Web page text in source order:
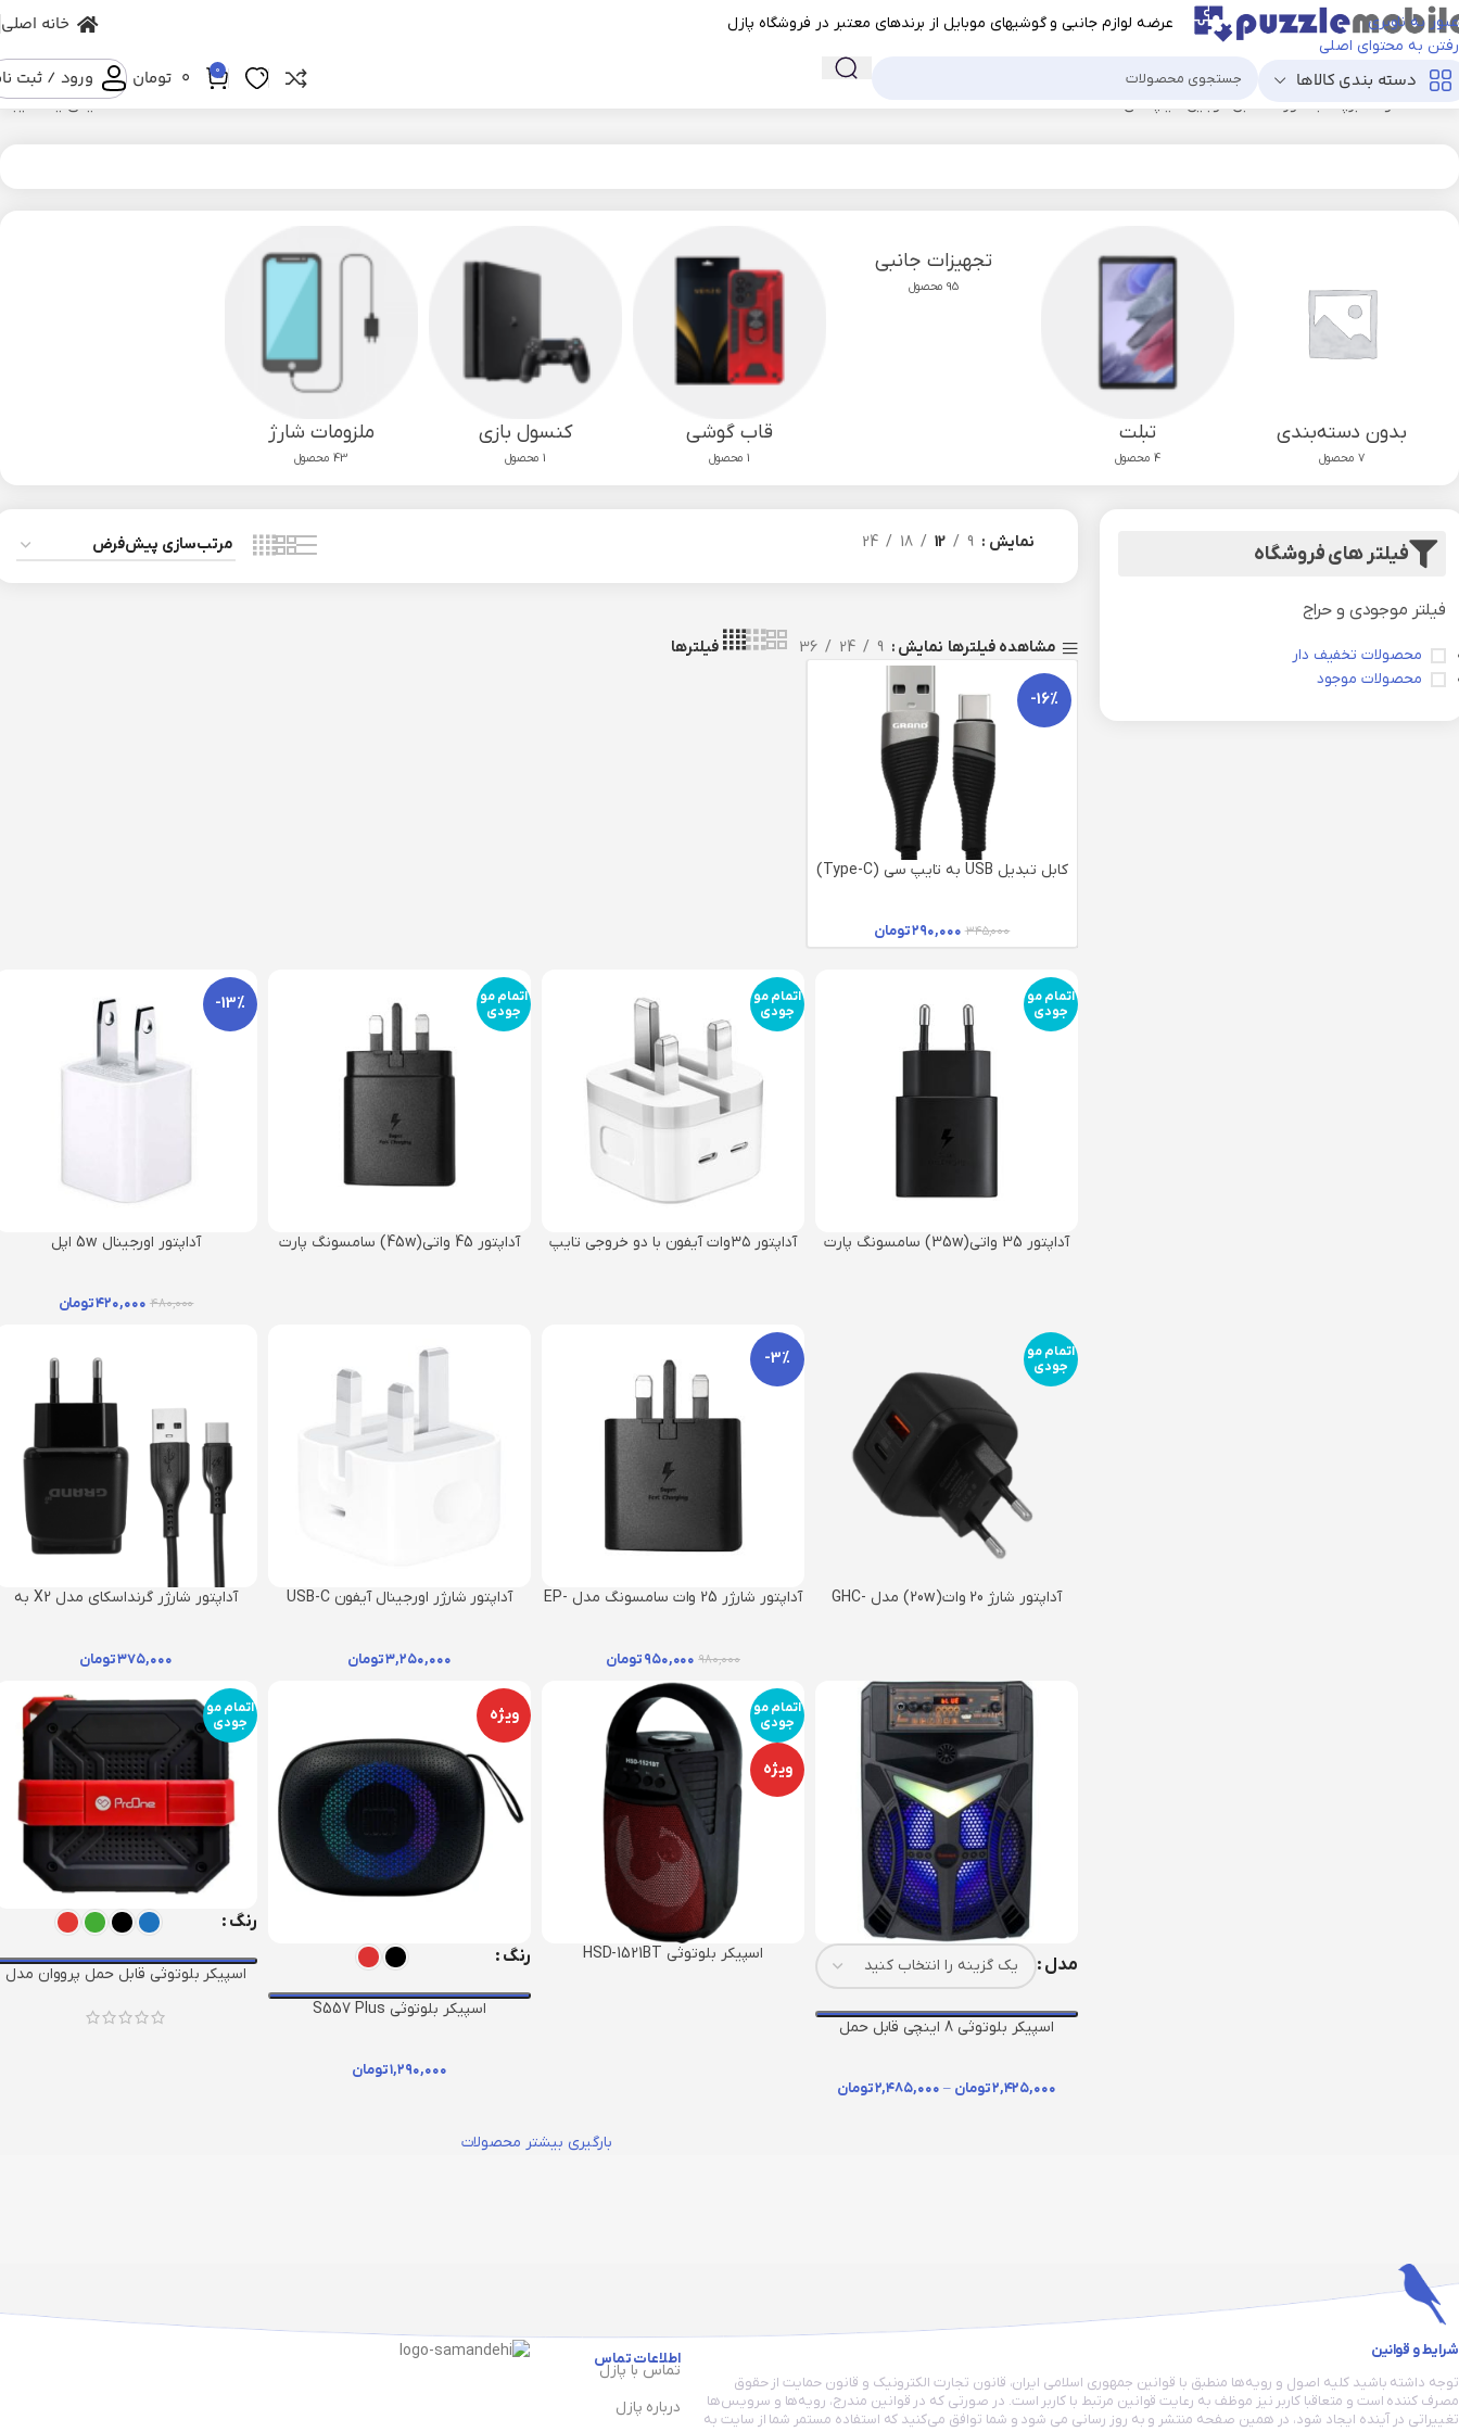
عبور به ناوبری
رفتن به محتوای اصلی
عرضه لوازم جانبی و گوشیهای موبایل از برندهای معتبر در فروشگاه پازل خانه اصلی
دسته بندی کالاها 0 ۰ تومان ورود / ثبت
محصولات برچسب خورده “کابل موبایل تایپ سی” نمایش یک نتیجه
بدون دسته‌بندی
7 محصول
تبلت
4 محصول
تجهیزات جانبی
95 محصول
قاب گوشی
1 محصول
کنسول بازی
1 محصول
ملزومات شارژ
43 محصول
فیلتر های فروشگاه
فیلتر موجودی و حراج
محصولات تخفیف دار
محصولات موجود
نمایش 9
12
18
24
مشاهده فیلترها نمایش 9
24
36 فیلترها
-16%
کابل تبدیل USB به تایپ سی (Type-C)
۳۴۵,۰۰۰ ۲۹۰,۰۰۰تومان
اتمام مو
جودی
آداپتور 35 واتی(35w) سامسونگ پارت
اتمام مو
جودی
آداپتور ۳۵وات آیفون با دو خروجی تایپ
اتمام مو
جودی
آداپتور 45 واتی(45w) سامسونگ پارت
-13%
آداپتور اورجینال 5w اپل
۴۸۰,۰۰۰ ۴۲۰,۰۰۰تومان
اتمام مو
جودی
آداپتور شارژ 20 وات(20w) مدل GHC-
-3%
آداپتور شارژر 25 وات سامسونگ مدل EP-
۹۸۰,۰۰۰ ۹۵۰,۰۰۰تومان
آداپتور شارژر اورجینال آیفون USB-C
۳,۲۵۰,۰۰۰تومان
آداپتور شارژر گرنداسکای مدل X2 به
۳۷۵,۰۰۰تومان
مدل
اسپیکر بلوتوثی 8 اینچی قابل حمل
۲,۴۲۵,۰۰۰تومان – ۲,۴۸۵,۰۰۰تومان
اتمام مو
جودی
ویژه
اسپیکر بلوتوثی HSD-1521BT
ویژه
رنگ
اسپیکر بلوتوثی S557 Plus
۱,۲۹۰,۰۰۰تومان
اتمام مو
جودی
رنگ
اسپیکر بلوتوثی قابل حمل پرووان مدل
بارگیری بیشتر محصولات
شرایط و قوانین
توجه داشته باشید کلیه اصول و رویه‏‌ها منطبق با قوانین جمهوری اسلامی ایران، قانون تجارت الکترونیک و قانون حمایت از حقوق
مصرف کننده است و متعاقبا کاربر نیز موظف به رعایت قوانین مرتبط با کاربر است. در صورتی که در قوانین مندرج، رویه‏‌ها و سرویس‏‌ها
تغییراتی در آینده ایجاد شود، در همین صفحه منتشر و به روز رسانی می شود و شما توافق می‏‌کنید که استفاده مستمر شما از سایت به
اطلاعات تماس
تماس با پازل
درباره پازل